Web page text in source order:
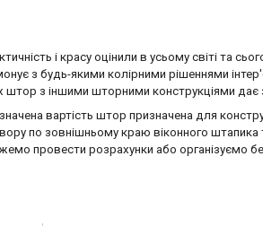
і красу оцінили в усьому світі та
з будь-якими колірними рішеннями
штор з іншими шторними конструкціями дає
вартість штор призначена для
по зовнішньому краю віконного
провести розрахунки або організуємо